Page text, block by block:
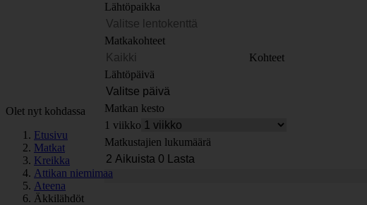
Lähtöpaikka
Matkakohteet
Kohteet
Lähtöpäivä
Matkan kesto
1 viikko
Matkustajien lukumäärä
Olet nyt kohdassa
Etusivu
Matkat
Kreikka
Attikan niemimaa
Ateena
Äkkilähdöt